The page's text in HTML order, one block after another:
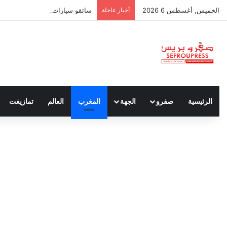
الخميس, أغسطس 6 2026 أخبار عاجلة سائقو سيارات الأجرة بين واجب
الرئيسية صفرو الجهة المغرب العالم تمازيغت